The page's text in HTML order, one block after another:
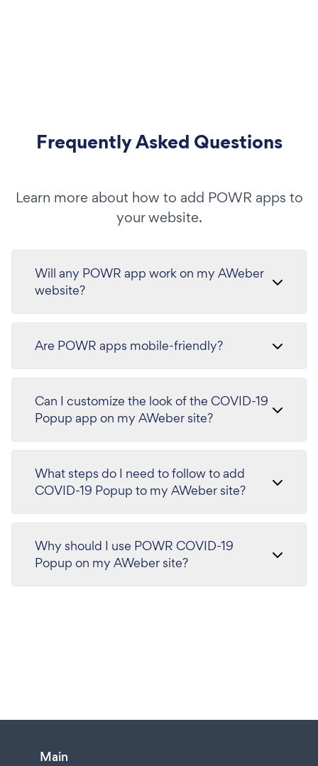
Frequently Asked Questions
Learn more about how to add POWR apps to
your website.
Will any POWR app work on my AWeber
website?
Are POWR apps mobile-friendly?
Can I customize the look of the COVID-19
Popup app on my AWeber site?
What steps do I need to follow to add
COVID-19 Popup to my AWeber site?
Why should I use POWR COVID-19
Popup on my AWeber site?
Main